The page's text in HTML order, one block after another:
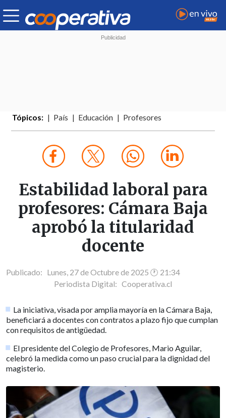
Tópicos: País Educación Profesores
Estabilidad laboral para
profesores: Cámara Baja
aprobó la titularidad
docente
Publicado: Lunes, 27 de Octubre de 2025 🕐 21:34
Periodista Digital: Cooperativa.cl
La iniciativa, visada por amplia mayoría en la Cámara Baja,
beneficiará a docentes con contratos a plazo fijo que cumplan
con requisitos de antigüedad.
El presidente del Colegio de Profesores, Mario Aguilar,
celebró la medida como un paso crucial para la dignidad del
magisterio.